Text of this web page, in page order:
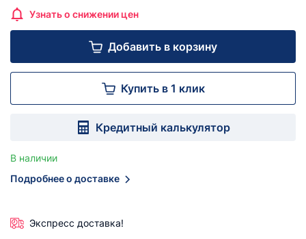
Узнать о снижении цен
Добавить в корзину
Купить в 1 клик
Кредитный калькулятор
В наличии
Подробнее о доставке
Экспресс доставка!